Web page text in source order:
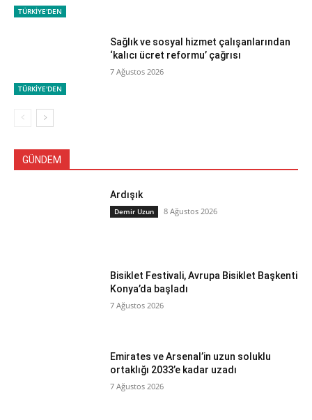
TÜRKİYE'DEN
TÜRKİYE'DEN
Sağlık ve sosyal hizmet çalışanlarından
‘kalıcı ücret reformu’ çağrısı
7 Ağustos 2026
GÜNDEM
Ardışık
Demir Uzun 8 Ağustos 2026
Bisiklet Festivali, Avrupa Bisiklet Başkenti
Konya’da başladı
7 Ağustos 2026
Emirates ve Arsenal’in uzun soluklu
ortaklığı 2033’e kadar uzadı
7 Ağustos 2026